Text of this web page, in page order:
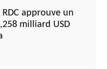
approuve un
milliard USD